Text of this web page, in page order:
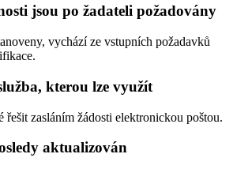
jsou po žadateli požadovány
vychází ze vstupních požadavků
kterou lze využít
řešit zasláním žádosti elektronickou poštou.
aktualizován